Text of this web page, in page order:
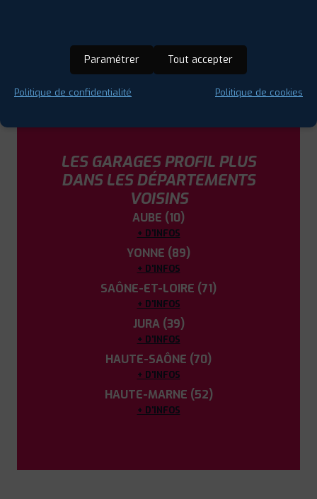
DANS LES VILLES À PROXIMITÉ
Montbard (21)
LES GARAGES PROFIL PLUS
DANS LES DÉPARTEMENTS
VOISINS
AUBE (10)
+ D'INFOS
YONNE (89)
+ D'INFOS
SAÔNE-ET-LOIRE (71)
+ D'INFOS
JURA (39)
+ D'INFOS
HAUTE-SAÔNE (70)
+ D'INFOS
HAUTE-MARNE (52)
+ D'INFOS
Paramétrer Tout accepter
Politique de confidentialité Politique de cookies